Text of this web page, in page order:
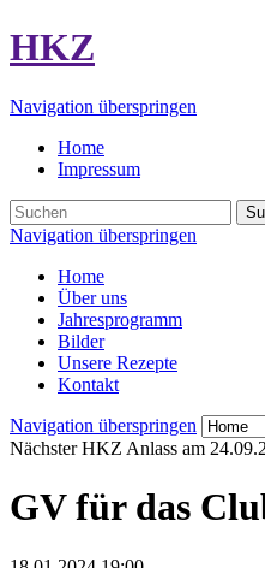
HKZ
Navigation überspringen
Home
Impressum
Navigation überspringen
Home
Über uns
Jahresprogramm
Bilder
Unsere Rezepte
Kontakt
Navigation überspringen
Nächster HKZ Anlass am
GV für das